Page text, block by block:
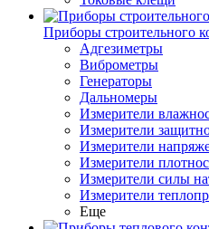
Приборы строительного
Адгезиметры
Виброметры
Генераторы
Дальномеры
Измерители
Измерители
Измерители
Измерители
Измерители силы
Измерители
Еще